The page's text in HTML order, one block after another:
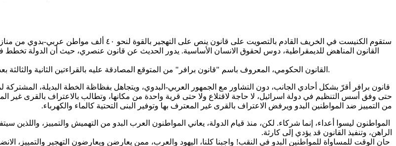
ستقوم الكنيست في الخريف القادم بالتصويت على
القانون المناهض للديمقراطية، دوس لحقوق الانسان الأساسية. يدور الحديث عن قانون عنصري، حيث أن الدولة تخطط
القانون الحكومي، المعروف باسم "قانون برافر" من المتوقع المصادقة عليه بالقراءتين الثانية والثالثة بعد الأعياد العبرية فورا- ما يعني أنه قد آن الأوان لإيقاف نهب العرب- البدو وتهويد النقب.
قانون برافر أقرّ بشكل أحادي الجانب، دون التشاور مع الجمهور العربي-البدوي، ويتجاهل بفظاظة الخطة البديلة، المشتركة
حتى وفق أسس التنظيم في دولة اسرائيل، لا حاجة لاقتلاع ولا حتى قرية واحدة من مكانها، وتطالب بالاعتراف بالقرى
من التمييز ضد المواطنين البدو ويرفض الاعتراف بالقرى غير المعترف بها وتوفير البنى التحتية كالماء والكهرباء.
المواطنون ليسوا أعداء، إنما شركاء. لكن، منذ قيام الدولة، يعاني المواطنون العرب البدو من التهميش والتمييز، واللذين
الراهن، وتنفيذ القانون قد يؤدي إلى كارثة.